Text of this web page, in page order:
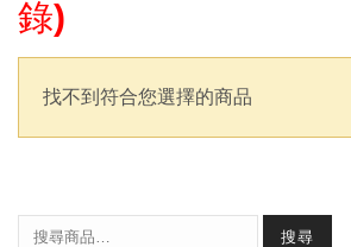
錄)
找不到符合您選擇的商品
搜尋